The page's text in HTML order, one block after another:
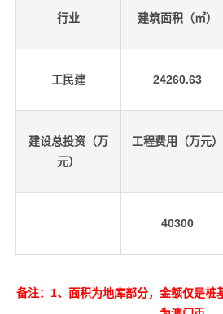
行业 建筑面积（㎡）
工民建 24260.63
建设总投资（万
元）
工程费用（万元）
40300
备注： 1、面积为地库部分，金额仅是